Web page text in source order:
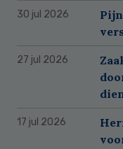
30 jul 2026
27 jul 2026
17 jul 2026